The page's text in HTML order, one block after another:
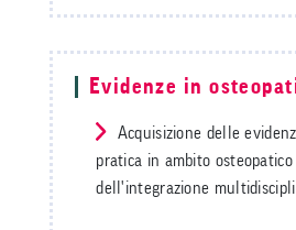
Evidenze in
Acquisizione delle
pratica in ambito osteopatico
dell'integrazione